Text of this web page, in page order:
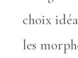
choix
les